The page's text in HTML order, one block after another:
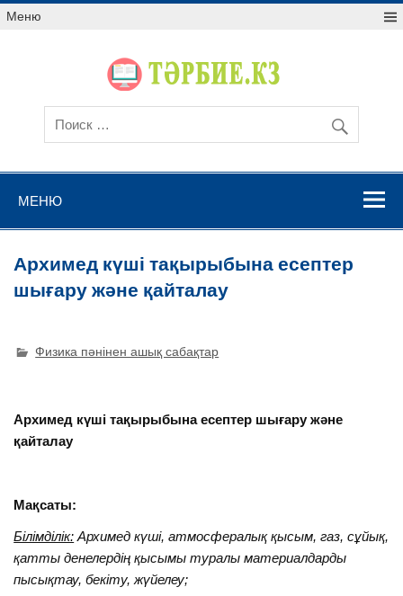
Меню
МЕНЮ
Архимед күші тақырыбына есептер
шығару және қайталау
Физика пәнінен ашық сабақтар
Архимед күші тақырыбына есептер шығару және
қайталау
Мақсаты:
Білімділік: Архимед күші, атмосфералық қысым, газ, сұйық,
қатты денелердің қысымы туралы материалдарды
пысықтау, бекіту, жүйелеу;